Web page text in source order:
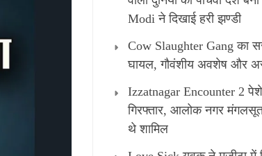
Modi ने दिखाई हरी झण्डी
Cow Slaughter Gang का
घायल, गौवंशीय अवशेष और
Izzatnagar Encounter 2
गिरफ्तार, आलोक नगर
थे शामिल